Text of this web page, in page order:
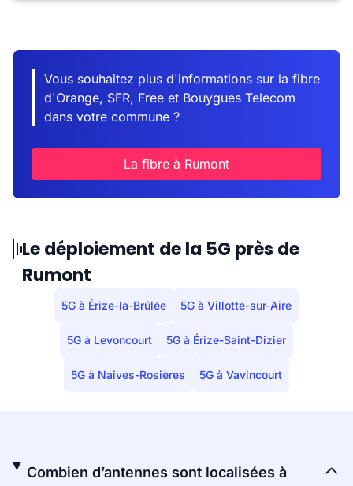
Vous souhaitez plus d'informations sur la fibre
d'Orange, SFR, Free et Bouygues Telecom
dans votre commune ?
La fibre à Rumont
Le déploiement de la 5G près de
Rumont
5G à Érize-la-Brûlée 5G à Villotte-sur-Aire
5G à Levoncourt 5G à Érize-Saint-Dizier
5G à Naives-Rosières 5G à Vavincourt
Combien d’antennes sont localisées à